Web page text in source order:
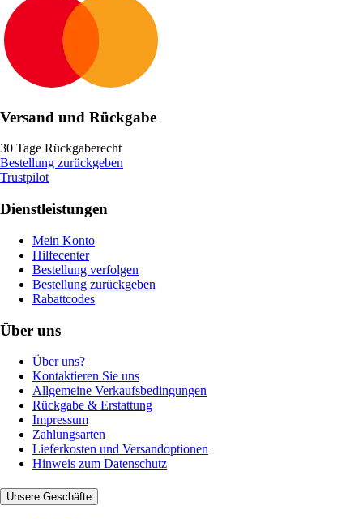
Versand und Rückgabe
30 Tage Rückgaberecht
Bestellung zurückgeben
Trustpilot
Dienstleistungen
Mein Konto
Hilfecenter
Bestellung verfolgen
Bestellung zurückgeben
Rabattcodes
Über uns
Über uns?
Kontaktieren Sie uns
Allgemeine Verkaufsbedingungen
Rückgabe & Erstattung
Impressum
Zahlungsarten
Lieferkosten und Versandoptionen
Hinweis zum Datenschutz
Unsere Geschäfte